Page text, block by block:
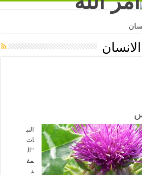
الانسان
النب
ات
“ال
مق
د